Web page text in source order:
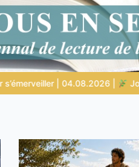
qui cherchent un
– Dieu montre à Job les